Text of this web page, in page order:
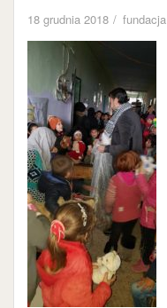
18 grudnia 2018 fundacja